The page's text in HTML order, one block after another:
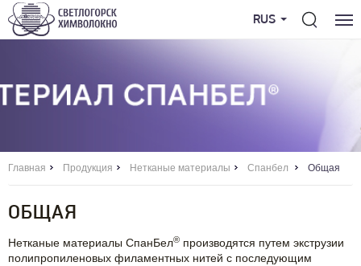
RUS
Главная Продукция Нетканые материалы Спанбел Общая
ОБЩАЯ
Нетканые материалы СпанБел® производятся путем экструзии
полипропиленовых филаментных нитей с последующим